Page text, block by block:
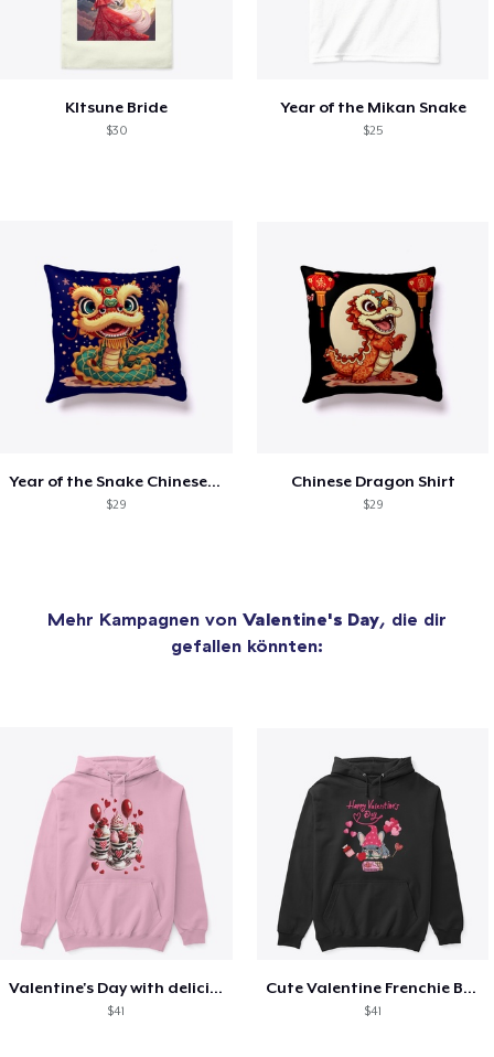
KItsune Bride
$30
Year of the Mikan Snake
$25
Year of the Snake Chinese New Year
$29
Chinese Dragon Shirt
$29
Mehr Kampagnen von Valentine's Day, die dir
gefallen könnten:
Valentine's Day with delicious food
$41
Cute Valentine Frenchie Bulldog
$41